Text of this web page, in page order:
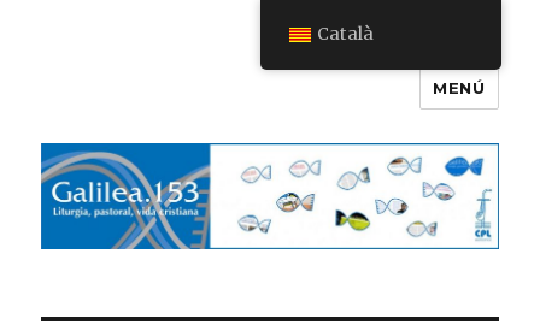
MENÚ
Català